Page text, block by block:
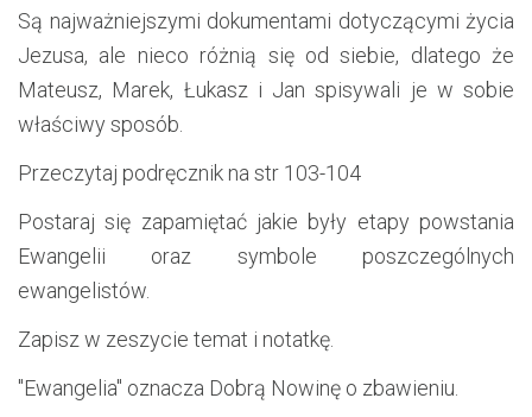
Są najważniejszymi dokumentami dotyczącymi życia
Jezusa, ale nieco różnią się od siebie, dlatego że
Mateusz, Marek, Łukasz i Jan spisywali je w sobie
właściwy sposób.
Przeczytaj podręcznik na str 103-104
Postaraj się zapamiętać jakie były etapy powstania
Ewangelii oraz symbole poszczególnych
ewangelistów.
Zapisz w zeszycie temat i notatkę.
"Ewangelia" oznacza Dobrą Nowinę o zbawieniu.